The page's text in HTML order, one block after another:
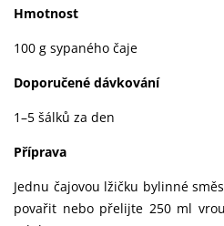
Hmotnost
100 g sypaného čaje
Doporučené dávkování
1–5 šálků za den
Příprava
Jednu čajovou lžičku bylinné
povařit nebo přelijte 250 ml